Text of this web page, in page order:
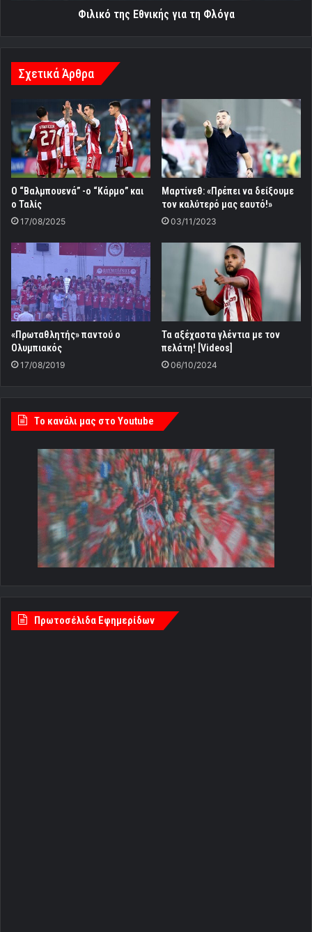
Φιλικό της Εθνικής για τη Φλόγα
Σχετικά Άρθρα
Ο “Βαλμπουενά” -ο “Κάρμο” και
ο Ταλίς
17/08/2025
Μαρτίνεθ: «Πρέπει να δείξουμε
τον καλύτερό μας εαυτό!»
03/11/2023
«Πρωταθλητής» παντού ο
Ολυμπιακός
17/08/2019
Τα αξέχαστα γλέντια με τον
πελάτη! [Videos]
06/10/2024
Tο κανάλι μας στο Youtube
Πρωτοσέλιδα Εφημερίδων